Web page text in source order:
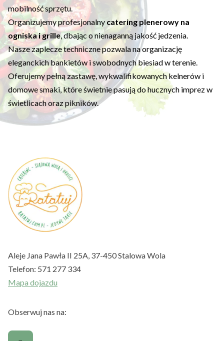
mobilność sprzętu.
Organizujemy profesjonalny catering plenerowy na
ogniska i grille, dbając o nienaganną jakość jedzenia.
Nasze zaplecze techniczne pozwala na organizację
eleganckich bankietów i swobodnych biesiad w terenie.
Oferujemy pełną zastawę, wykwalifikowanych kelnerów i
domowe smaki, które świetnie pasują do hucznych imprez w
świetlicach oraz pikników.
Aleje Jana Pawła II 25A, 37-450 Stalowa Wola
Telefon: 571 277 334
Mapa dojazdu
Obserwuj nas na: